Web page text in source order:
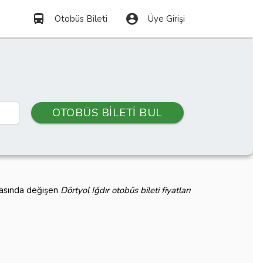
directions_bus Otobüs Bileti account_circle Üye Girişi
OTOBÜS BİLETİ BUL
değişen Dörtyol Iğdır otobüs bileti fiyatları